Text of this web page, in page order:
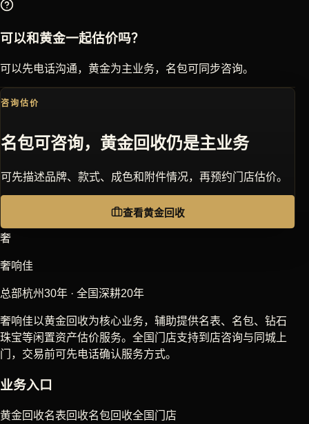
可以和黄金一起估价吗？
可以先电话沟通，黄金为主业务，名包可同步咨询。
咨询估价
名包可咨询，黄金回收仍是主业务
可先描述品牌、款式、成色和附件情况，再预约门店估价。
查看黄金回收
奢
奢响佳
总部杭州30年 · 全国深耕20年
奢响佳以黄金回收为核心业务，辅助提供名表、名包、钻石
珠宝等闲置资产估价服务。全国门店支持到店咨询与同城上
门，交易前可先电话确认服务方式。
业务入口
黄金回收名表回收名包回收全国门店